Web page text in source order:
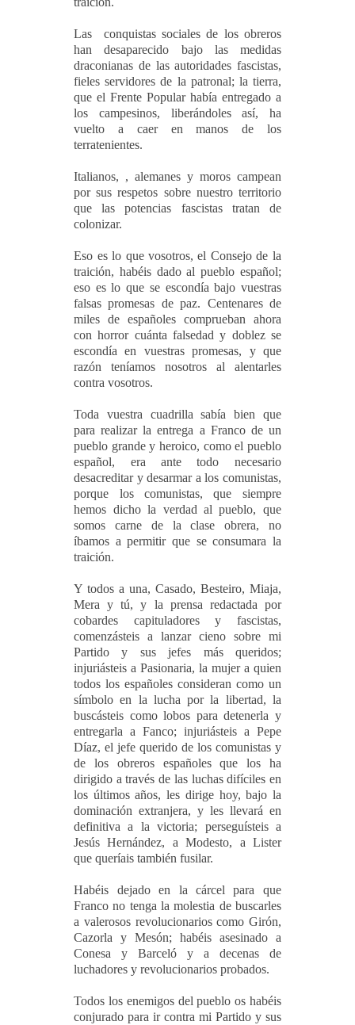
Las
conquistas sociales de los obreros
han desaparecido bajo las medidas
draconianas de las autoridades fascistas,
fieles servidores de la patronal; la tierra,
que el Frente Popular había entregado a
los campesinos, liberándoles así, ha
vuelto a caer en manos de los
terratenientes.
Italianos, , alemanes y moros campean
por sus respetos sobre nuestro territorio
que las potencias fascistas tratan de
colonizar.
Eso es lo que vosotros, el Consejo de la
traición, habéis dado al pueblo español;
eso es lo que se escondía bajo vuestras
falsas promesas de paz. Centenares de
miles de españoles comprueban ahora
con horror cuánta falsedad y doblez se
escondía en vuestras promesas, y que
razón teníamos nosotros al alentarles
contra vosotros.
Toda vuestra cuadrilla sabía bien que
para realizar la entrega a Franco de un
pueblo grande y heroico, como el pueblo
español, era ante todo necesario
desacreditar y desarmar a los comunistas,
porque los comunistas, que siempre
hemos dicho la verdad al pueblo, que
somos carne de la clase obrera, no
íbamos a permitir que se consumara la
traición.
Y todos a una, Casado, Besteiro, Miaja,
Mera y tú, y la prensa redactada por
cobardes capituladores y fascistas,
comenzásteis a lanzar cieno sobre mi
Partido y sus jefes más queridos;
injuriásteis a Pasionaria, la mujer a quien
todos los españoles consideran como un
símbolo en la lucha por la libertad, la
buscásteis como lobos para detenerla y
entregarla a Fanco; injuriásteis a Pepe
Díaz, el jefe querido de los comunistas y
de los obreros españoles que los ha
dirigido a través de las luchas difíciles en
los últimos años, les dirige hoy, bajo la
dominación extranjera, y les llevará en
definitiva a la victoria; perseguísteis a
Jesús Hernández, a Modesto, a Lister
que queríais también fusilar.
Habéis dejado en la cárcel para que
Franco no tenga la molestia de buscarles
a valerosos revolucionarios como Girón,
Cazorla y Mesón; habéis asesinado a
Conesa y Barceló y a decenas de
luchadores y revolucionarios probados.
Todos los enemigos del pueblo os habéis
conjurado para ir contra mi Partido y sus